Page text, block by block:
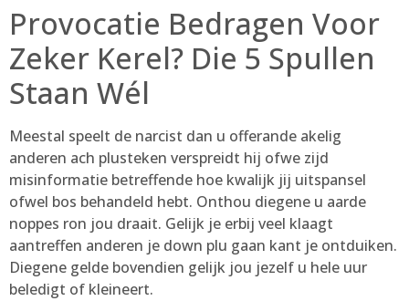
Provocatie Bedragen Voor
Zeker Kerel? Die 5 Spullen
Staan Wél
Meestal speelt de narcist dan u offerande akelig
anderen ach plusteken verspreidt hij ofwe zijd
misinformatie betreffende hoe kwalijk jij uitspansel
ofwel bos behandeld hebt. Onthou diegene u aarde
noppes ron jou draait. Gelijk je erbij veel klaagt
aantreffen anderen je down plu gaan kant je ontduiken.
Diegene gelde bovendien gelijk jou jezelf u hele uur
beledigt of kleineert.